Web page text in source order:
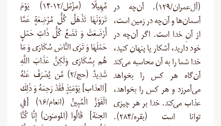
(آل‌عمران/۱۲۹). آن‌چه در
آسمان‌ها و آن‌چه در زمین است،
از آنِ خدا است. اگر آن‌چه در
خود دارید، آشکار یا پنهان کنید،
خدا شما را به آن محاسبه می‌کند
آن‌گاه هر کس را بخواهد
می‌آمرزد و هر کس را بخواهد،
عذاب می‌کند. خدا بر هر چیزی
توانا است (بقره/۲۸۴).
مَّهِيلًا (مزّمّل/۱۲-۱۴) يَوْمَ
تَرَوْنَهَا تَذْهَلُ كُلُّ مُرْضِعَةٍ عَمَّا
أَرْضَعَتْ وَ تَضَعُ كُلُّ ذَاتِ حَمْلٍ
حَمْلَهَا وَ تَرَى النَّاسَ سُكَارَى وَ مَا
هُم بِسُكَارَى وَلَكِنَّ عَذَابَ اللَّهِ
شَدِيدٌ (حج/۲) مَّن يُصْرَفْ عَنْهُ
[العذاب] يَوْمَئِذٍ فَقَدْ رَحِمَهُ وَ ذَلِكَ
الْفَوْزُ الْمُبِينُ (انعام/۱۶) [في
الجنة] قَالُوا (المومنون) إِنَّا كُنَّا